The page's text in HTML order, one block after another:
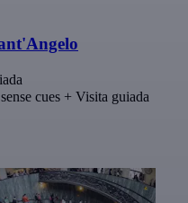
cues + Visita guiada